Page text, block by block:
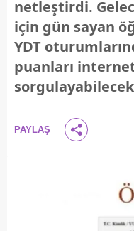
netleştirdi.
için gün sayan
YDT
puanları
PAYLAŞ